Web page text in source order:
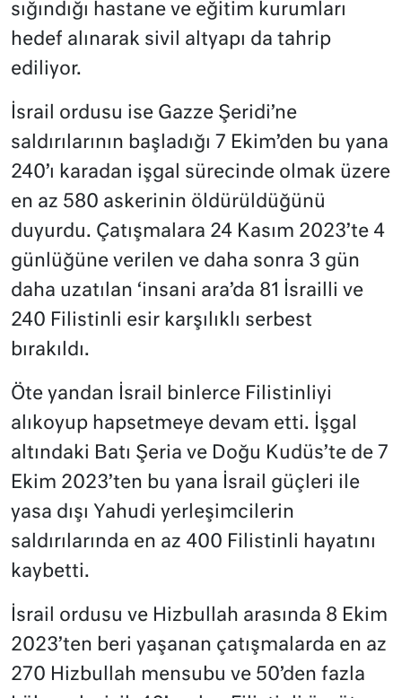
sığındığı hastane ve eğitim kurumları
hedef alınarak sivil altyapı da tahrip
ediliyor.
İsrail ordusu ise Gazze Şeridi’ne
saldırılarının başladığı 7 Ekim’den bu yana
240’ı karadan işgal sürecinde olmak üzere
en az 580 askerinin öldürüldüğünü
duyurdu. Çatışmalara 24 Kasım 2023’te 4
günlüğüne verilen ve daha sonra 3 gün
daha uzatılan ‘insani ara’da 81 İsrailli ve
240 Filistinli esir karşılıklı serbest
bırakıldı.
Öte yandan İsrail binlerce Filistinliyi
alıkoyup hapsetmeye devam etti. İşgal
altındaki Batı Şeria ve Doğu Kudüs’te de 7
Ekim 2023’ten bu yana İsrail güçleri ile
yasa dışı Yahudi yerleşimcilerin
saldırılarında en az 400 Filistinli hayatını
kaybetti.
İsrail ordusu ve Hizbullah arasında 8 Ekim
2023’ten beri yaşanan çatışmalarda en az
270 Hizbullah mensubu ve 50’den fazla